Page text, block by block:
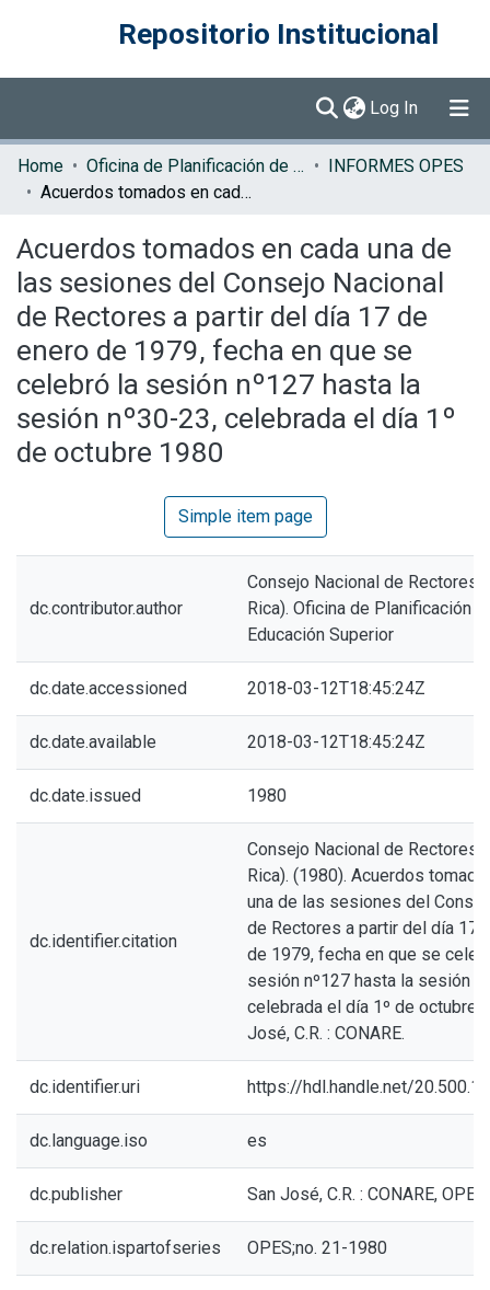
Repositorio Institucional
Log In (current)
Communities & Collections
Browse DSpace
Statistics
Home Oficina de Planificación de la Educación Superior (OPES)
INFORMES OPES
Acuerdos tomados en cada una de las sesiones del Consejo Nacional de Rectores a partir del día 17 de enero de 1979, fecha en que se celebró la sesión nº127 hasta la sesión nº30-23, celebrada el día 1º de octubre 1980
Acuerdos tomados en cada una de
las sesiones del Consejo Nacional
de Rectores a partir del día 17 de
enero de 1979, fecha en que se
celebró la sesión nº127 hasta la
sesión nº30-23, celebrada el día 1º
de octubre 1980
Simple item page
dc.contributor.author
Consejo Nacional de Rectores
Rica). Oficina de Planificación
Educación Superior
dc.date.accessioned 2018-03-12T18:45:24Z
dc.date.available 2018-03-12T18:45:24Z
dc.date.issued 1980
dc.identifier.citation
Consejo Nacional de Rectores
Rica). (1980). Acuerdos
una de las sesiones del
de Rectores a partir del día 17
de 1979, fecha en que se
sesión nº127 hasta la sesión
celebrada el día 1º de octubre
José, C.R. : CONARE.
dc.identifier.uri https://hdl.handle.net/
dc.language.iso es
dc.publisher San José, C.R. : CONARE, OPES
dc.relation.ispartofseries OPES;no. 21-1980